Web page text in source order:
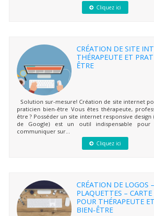
Cliquez ici
CRÉATION DE SITE
THÉRAPEUTE ET
ÊTRE
Solution sur-mesure! Création de site internet
praticien bien-être Vous êtes thérapeute,
être ? Posséder un site internet responsive
de Google) est un outil indispensable
communiquer sur...
Cliquez ici
CRÉATION DE LOGOS –
PLAQUETTES – CARTE
POUR THÉRAPEUTE
BIEN-ÊTRE